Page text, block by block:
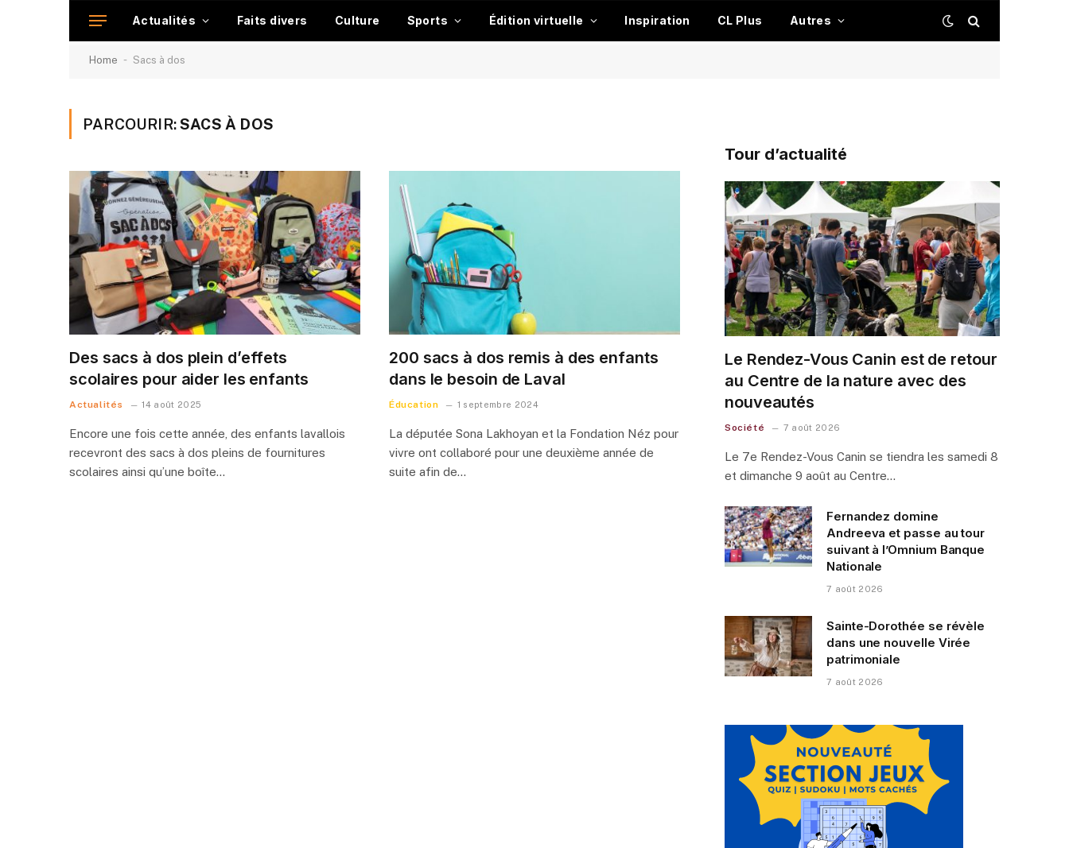
Actualités Faits divers Culture Sports Édition virtuelle Inspiration CL Plus Autres
Home - Sacs à dos
PARCOURIR:SACS À DOS
Des sacs à dos plein d’effets
scolaires pour aider les enfants
Actualités 14 août 2025
Encore une fois cette année, des enfants lavallois
recevront des sacs à dos pleins de fournitures
scolaires ainsi qu’une boîte…
200 sacs à dos remis à des enfants
dans le besoin de Laval
Éducation 1 septembre 2024
La députée Sona Lakhoyan et la Fondation Néz pour
vivre ont collaboré pour une deuxième année de
suite afin de…
Tour d’actualité
Le Rendez-Vous Canin est de retour
au Centre de la nature avec des
nouveautés
Société 7 août 2026
Le 7e Rendez-Vous Canin se tiendra les samedi 8
et dimanche 9 août au Centre…
Fernandez domine
Andreeva et passe au tour
suivant à l’Omnium Banque
Nationale
7 août 2026
Sainte-Dorothée se révèle
dans une nouvelle Virée
patrimoniale
7 août 2026